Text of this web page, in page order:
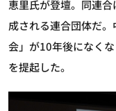
恵里氏が登壇。同連
成される連合団体だ
会」が10年後になく
を提起した。